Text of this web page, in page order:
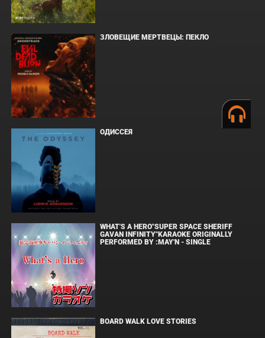
ЗЛОВЕЩИЕ МЕРТВЕЦЫ: ПЕКЛО
ОДИССЕЯ
WHAT'S A HERO"SUPER SPACE SHERIFF
GAVAN INFINITY"KARAOKE ORIGINALLY
PERFORMED BY :MAY'N - SINGLE
BOARD WALK LOVE STORIES